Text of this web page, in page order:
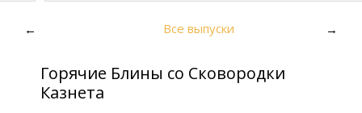
← Все выпуски →
Горячие Блины со Сковородки
Казнета